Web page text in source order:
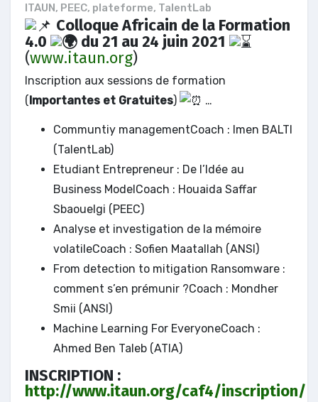
ITAUN, PEEC, plateforme, TalentLab
Colloque Africain de la Formation
4.0
du 21 au 24 juin 2021
(www.itaun.org)
Inscription aux sessions de formation
(Importantes et Gratuites) …
Communtiy managementCoach : Imen BALTI
(TalentLab)
Etudiant Entrepreneur : De l’Idée au
Business ModelCoach : Houaida Saffar
Sbaouelgi (PEEC)
Analyse et investigation de la mémoire
volatileCoach : Sofien Maatallah (ANSI)
From detection to mitigation Ransomware :
comment s’en prémunir ?Coach : Mondher
Smii (ANSI)
Machine Learning For EveryoneCoach :
Ahmed Ben Taleb (ATIA)
INSCRIPTION :
http://www.itaun.org/caf4/inscription/